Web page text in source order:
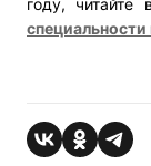
году,
специальности